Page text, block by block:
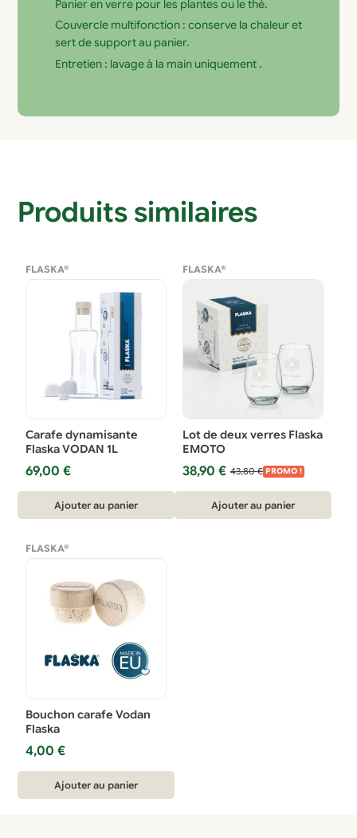
Panier en verre pour les plantes ou le thé.
Couvercle multifonction : conserve la chaleur et
sert de support au panier.
Entretien : lavage à la main uniquement .
Produits similaires
FLASKA®
Carafe dynamisante
Flaska VODAN 1L
69,00€
Ajouter au panier
FLASKA®
Lot de deux verres Flaska
EMOTO
43,80€
Le
initial
était :
38,90 €
Le
actuel
est :
PROMO !
Ajouter au panier
FLASKA®
Bouchon carafe Vodan
Flaska
4,00€
Ajouter au panier